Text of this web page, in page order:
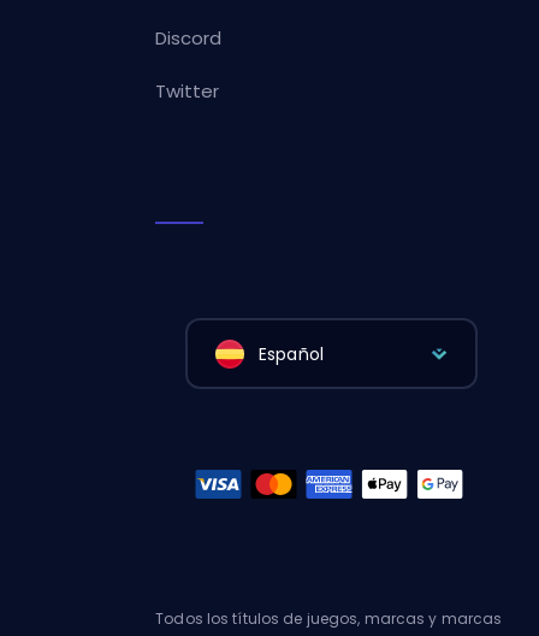
Discord
Twitter
Español
Todos los títulos de juegos, marcas y marcas